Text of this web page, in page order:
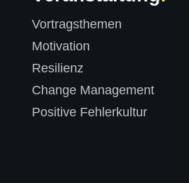
Vortragsthemen
Motivation
Resilienz
Change Management
Positive Fehlerkultur